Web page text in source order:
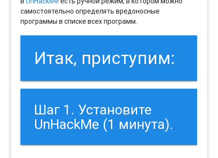
самостоятельно определять вредоносные
программы в списке всех программ.
Итак, приступим:
Шаг 1. Установите
UnHackMe (1 минута).